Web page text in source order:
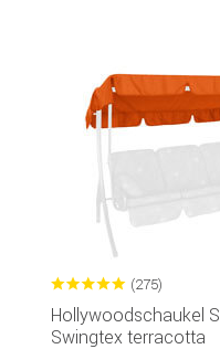
(275)
Hollywoodschaukel
Swingtex terracotta